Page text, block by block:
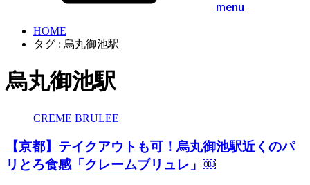
menu
HOME
タグ : 烏丸御池駅
烏丸御池駅
CREME BRULEE
【京都】テイクアウトも可！烏丸御池駅近くのパ
リとろ食感「クレームブリュレ」￼